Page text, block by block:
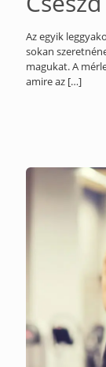
Az egyik
sokan
magukat. A
amire az […]